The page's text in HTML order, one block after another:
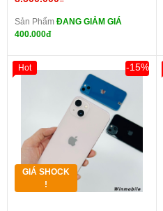
Sản Phẩm ĐANG GIẢM GIÁ
400.000đ
GIÁ SHOCK
!
-15%
Hot